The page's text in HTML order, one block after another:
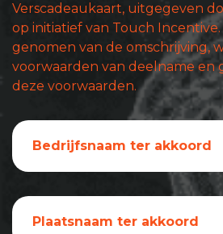
Verscadeaukaart, uitgegeven
op initiatief van Touch
genomen van de omschrijving,
voorwaarden van deelname en
deze voorwaarden.